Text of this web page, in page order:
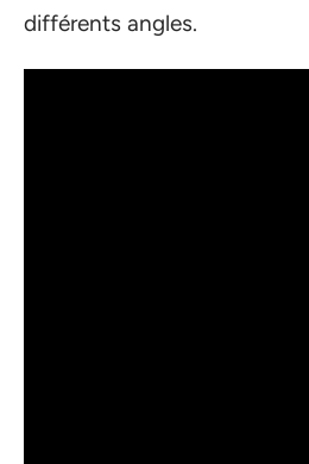
différents angles.